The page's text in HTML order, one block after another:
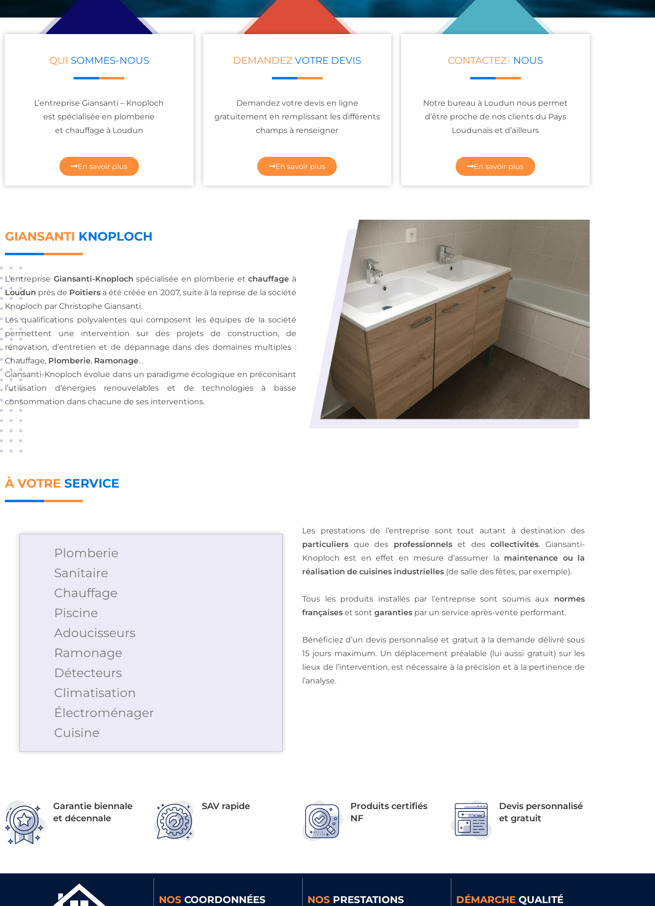
QUI SOMMES-NOUS
L’entreprise Giansanti – Knoploch
est spécialisée en plomberie
et chauffage à Loudun
En savoir plus
DEMANDEZ VOTRE DEVIS
Demandez votre devis en ligne
gratuitement en remplissant les différents
champs à renseigner
En savoir plus
CONTACTEZ- NOUS
Notre bureau à Loudun nous permet
d’être proche de nos clients du Pays
Loudunais et d’ailleurs
En savoir plus
GIANSANTI KNOPLOCH
L’entreprise Giansanti-Knoploch spécialisée en plomberie etchauffage à
Loudun près de Poitiers a été créée en 2007, suite à la reprise de la société
Knoploch par Christophe Giansanti.
Les qualifications polyvalentes qui composent les équipes de la société
permettent une intervention sur des projets de construction, de
rénovation, d’entretien et de dépannage dans des domaines multiples :
Chauffage, Plomberie, Ramonage…
Giansanti-Knoploch évolue dans un paradigme écologique en préconisant
l’utilisation d’énergies renouvelables et de technologies à basse
consommation dans chacune de ses interventions.
À VOTRE SERVICE
Plomberie
Sanitaire
Chauffage
Piscine
Adoucisseurs
Ramonage
Détecteurs
Climatisation
Électroménager
Cuisine
Les prestations de l’entreprise sont tout autant à destination des
particuliers que des professionnels et descollectivités. Giansanti-
Knoploch est en effet en mesure d’assumer la maintenance ou la
réalisation de cuisines industrielles (de salle des fêtes, par exemple).
Tous les produits installés par l’entreprise sont soumis aux normes
françaises et sont garanties par un service après-vente performant.
Bénéficiez d’un devis personnalisé et gratuit à la demande délivré sous
15 jours maximum. Un déplacement préalable (lui aussi gratuit) sur les
lieux de l’intervention, est nécessaire à la précision et à la pertinence de
l’analyse.
Garantie biennale
et décennale
SAV rapide
Produits certifiés
NF
Devis personnalisé
et gratuit
NOS COORDONNÉES NOS PRESTATIONS DÉMARCHE QUALITÉ